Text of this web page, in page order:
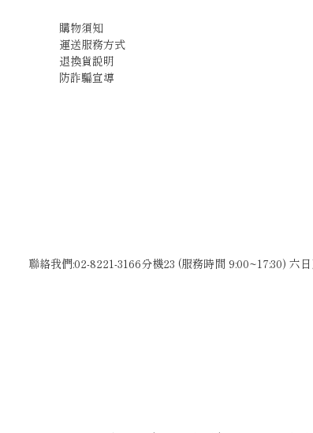
購物須知
運送服務方式
退換貨說明
防詐騙宣導
聯絡我們:02-8221-3166分機23 (服務時間 9:00~17:30) 六